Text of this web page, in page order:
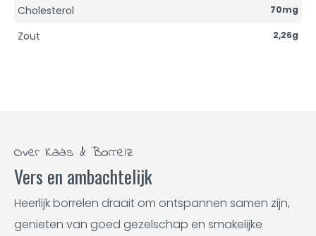
Cholesterol 70mg
Zout 2,26g
Over Kaas & Borrelz
Vers en ambachtelijk
Heerlijk borrelen draait om ontspannen samen zijn,
genieten van goed gezelschap en smakelijke